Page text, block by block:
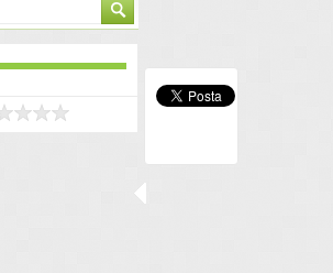
Scrivere
Postcards